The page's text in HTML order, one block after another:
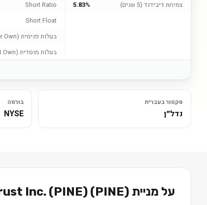
צמיחת דיבידנד (5 שנים)
5.83%
Short Ratio
Short Float
בעלות פנימית (Insider Own)
בעלות מוסדית (Inst Own)
סקטור בעברית
נדל״ן
בורסה
NYSE
על מניית Inc. (PINE) (PINE) בקצרה